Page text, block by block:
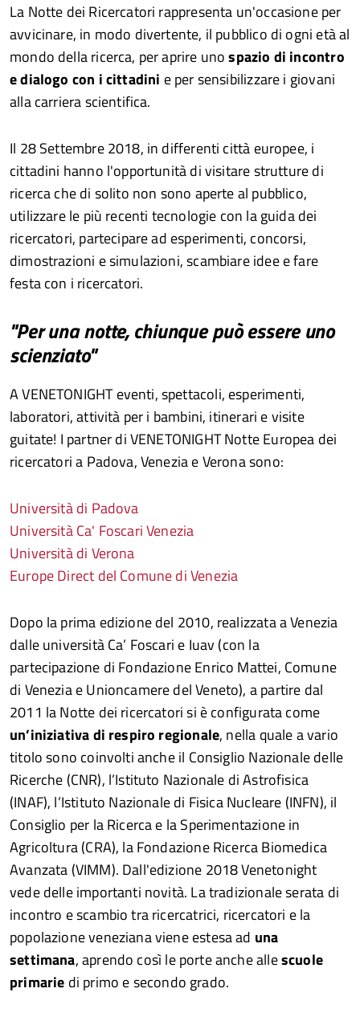
La Notte dei Ricercatori rappresenta un'occasione per
avvicinare, in modo divertente, il pubblico di ogni età al
mondo della ricerca, per aprire unospazio di incontro
e dialogo con i cittadini e per sensibilizzare i giovani
alla carriera scientifica.
Il 28 Settembre 2018, in differenti città europee, i
cittadini hanno l'opportunità di visitare strutture di
ricerca che di solito non sono aperte al pubblico,
utilizzare le più recenti tecnologie con la guida dei
ricercatori, partecipare ad esperimenti, concorsi,
dimostrazioni e simulazioni, scambiare idee e fare
festa con i ricercatori.
"Per una notte, chiunque può essere uno
scienziato"
A VENETONIGHT eventi, spettacoli, esperimenti,
laboratori, attività per i bambini, itinerari e visite
guitate! I partner di VENETONIGHT Notte Europea dei
ricercatori a Padova, Venezia e Verona sono:
Università di Padova
Università Ca' Foscari Venezia
Università di Verona
Europe Direct del Comune di Venezia
Dopo la prima edizione del 2010, realizzata a Venezia
dalle università Ca’ Foscari e Iuav (con la
partecipazione di Fondazione Enrico Mattei, Comune
di Venezia e Unioncamere del Veneto), a partire dal
2011 la Notte dei ricercatori si è configurata come
un’iniziativa di respiro regionale, nella quale a vario
titolo sono coinvolti anche il Consiglio Nazionale delle
Ricerche (CNR), l’Istituto Nazionale di Astrofisica
(INAF), l’Istituto Nazionale di Fisica Nucleare (INFN), il
Consiglio per la Ricerca e la Sperimentazione in
Agricoltura (CRA), la Fondazione Ricerca Biomedica
Avanzata (VIMM). Dall'edizione 2018 Venetonight
vede delle importanti novità. La tradizionale serata di
incontro e scambio tra ricercatrici, ricercatori e la
popolazione veneziana viene estesa ad una
settimana, aprendo così le porte anche allescuole
primarie di primo e secondo grado.